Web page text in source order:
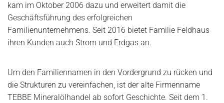
kam im Oktober 2006 dazu und erweitert damit die
Geschäftsführung des erfolgreichen
Familienunternehmens. Seit 2016 bietet Familie Feldhaus
ihren Kunden auch Strom und Erdgas an.
Um den Familiennamen in den Vordergrund zu rücken und
die Strukturen zu vereinfachen, ist der alte Firmenname
TEBBE Mineralölhandel ab sofort Geschichte. Seit dem 1.